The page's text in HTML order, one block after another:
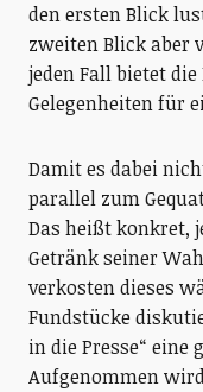
den ersten Blick
zweiten Blick aber
jeden Fall bietet
Gelegenheiten für
Damit es dabei
parallel zum
Das heißt konkret,
Getränk seiner
verkosten dieses
Fundstücke
in die Presse“ eine
Aufgenommen